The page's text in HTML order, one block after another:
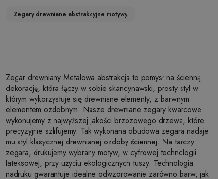
Zegary drewniane abstrakcyjne motywy
Zegar drewniany Metalowa abstrakcja to pomysł na ścienną
dekorację, która łączy w sobie skandynawski, prosty styl w
którym wykorzystuje się drewniane elementy, z barwnym
elementem ozdobnym. Nasze drewniane zegary kwarcowe
wykonujemy z najwyższej jakości brzozowego drzewa, które
precyzyjnie szlifujemy. Tak wykonana obudowa zegara nadaje
mu styl klasycznej drewnianej ozdoby ściennej. Na tarczy
zegara, drukujemy wybrany motyw, w cyfrowej technologii
lateksowej, przy użyciu ekologicznych tuszy. Technologia
nadruku gwarantuje idealne odwzorowanie zarówno barw, jak